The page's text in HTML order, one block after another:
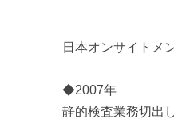
日本オンサイトメ
◆2007年
静的検査業務切出